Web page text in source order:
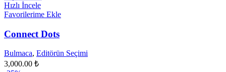
Hızlı İncele
Favorilerime Ekle
Connect Dots
Bulmaca, Editörün Seçimi
3,000.00 ₺